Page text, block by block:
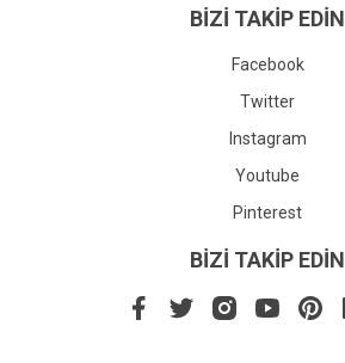
BİZİ TAKİP EDİN
Facebook
Twitter
Instagram
Youtube
Pinterest
BİZİ TAKİP EDİN